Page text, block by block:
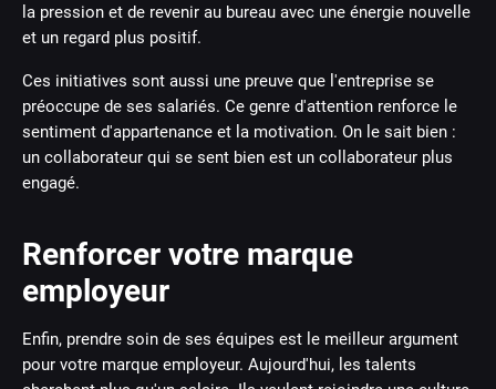
la pression et de revenir au bureau avec une énergie nouvelle
et un regard plus positif.
Ces initiatives sont aussi une preuve que l'entreprise se
préoccupe de ses salariés. Ce genre d'attention renforce le
sentiment d'appartenance et la motivation. On le sait bien :
un collaborateur qui se sent bien est un collaborateur plus
engagé.
Renforcer votre marque
employeur
Enfin, prendre soin de ses équipes est le meilleur argument
pour votre marque employeur. Aujourd'hui, les talents